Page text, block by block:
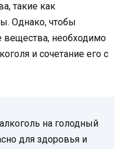
такие как
Однако, чтобы
вещества, необходимо
и сочетание его с
на голодный
для здоровья и